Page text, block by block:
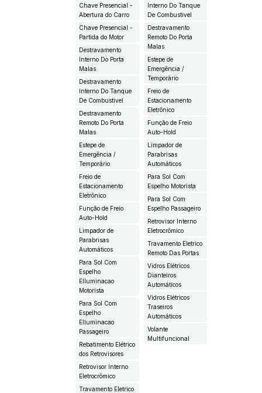
Chave Presencial -
Abertura do Carro
Chave Presencial -
Partida do Motor
Destravamento
Interno Do Porta
Malas
Destravamento
Interno Do Tanque
De Combustivel
Destravamento
Remoto Do Porta
Malas
Estepe de
Emergência /
Temporário
Freio de
Estacionamento
Eletrônico
Função de Freio
Auto-Hold
Limpador de
Parabrisas
Automáticos
Para Sol Com
Espelho
EIluminacao
Motorista
Para Sol Com
Espelho
EIluminacao
Passageiro
Rebatimento Elétrico
dos Retrovisores
Retrovisor Interno
Eletrocrômico
Travamento Eletrico
Interno Do Tanque
De Combustivel
Destravamento
Remoto Do Porta
Malas
Estepe de
Emergência /
Temporário
Freio de
Estacionamento
Eletrônico
Função de Freio
Auto-Hold
Limpador de
Parabrisas
Automáticos
Para Sol Com
Espelho Motorista
Para Sol Com
Espelho Passageiro
Retrovisor Interno
Eletrocrômico
Travamento Eletrico
Remoto Das Portas
Vidros Elétricos
Dianteiros
Automáticos
Vidros Elétricos
Traseiros
Automáticos
Volante
Multifuncional